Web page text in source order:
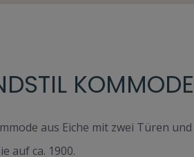
aus Eiche mit zwei Türen
auf ca. 1900.